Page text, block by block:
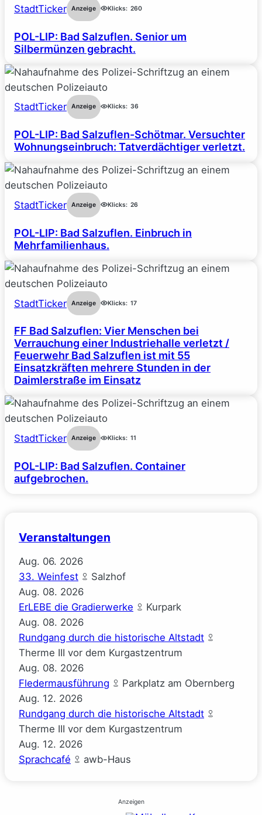
StadtTicker Anzeige Klicks: 260
POL-LIP: Bad Salzuflen. Senior um
Silbermünzen gebracht.
StadtTicker Anzeige Klicks: 36
POL-LIP: Bad Salzuflen-Schötmar. Versuchter
Wohnungseinbruch: Tatverdächtiger verletzt.
StadtTicker Anzeige Klicks: 26
POL-LIP: Bad Salzuflen. Einbruch in
Mehrfamilienhaus.
StadtTicker Anzeige Klicks: 17
FF Bad Salzuflen: Vier Menschen bei
Verrauchung einer Industriehalle verletzt /
Feuerwehr Bad Salzuflen ist mit 55
Einsatzkräften mehrere Stunden in der
Daimlerstraße im Einsatz
StadtTicker Anzeige Klicks: 11
POL-LIP: Bad Salzuflen. Container
aufgebrochen.
Veranstaltungen
Aug. 06. 2026
33. Weinfest
Salzhof
Aug. 08. 2026
ErLEBE die Gradierwerke
Kurpark
Aug. 08. 2026
Rundgang durch die historische Altstadt
Therme III vor dem Kurgastzentrum
Aug. 08. 2026
Fledermausführung
Parkplatz am Obernberg
Aug. 12. 2026
Rundgang durch die historische Altstadt
Therme III vor dem Kurgastzentrum
Aug. 12. 2026
Sprachcafé
awb-Haus
Anzeigen